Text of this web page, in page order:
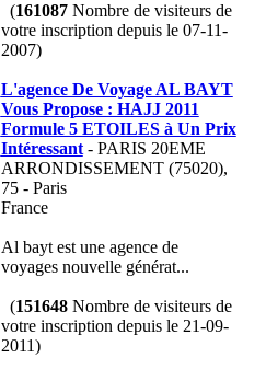
(161087Nombre de visiteurs de
votre inscription depuis le 07-11-
2007)
L'agence De Voyage AL BAYT
Vous Propose : HAJJ 2011
Formule 5 ETOILES à Un Prix
Intéressant- PARIS 20EME
ARRONDISSEMENT (75020),
75 - Paris
France
Al bayt est une agence de
voyages nouvelle générat...
(151648Nombre de visiteurs de
votre inscription depuis le 21-09-
2011)